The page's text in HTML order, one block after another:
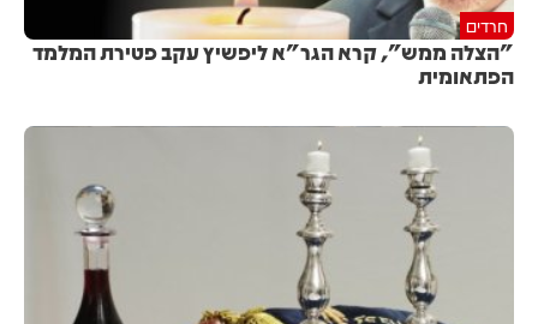
חרדים
"הצלה ממש", קרא הגר"א ליפשיץ עקב פטירת המלמד
הפתאומית